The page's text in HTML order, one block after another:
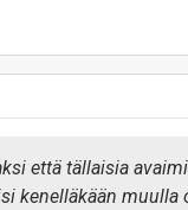
että tällaisia
kenelläkään muulla